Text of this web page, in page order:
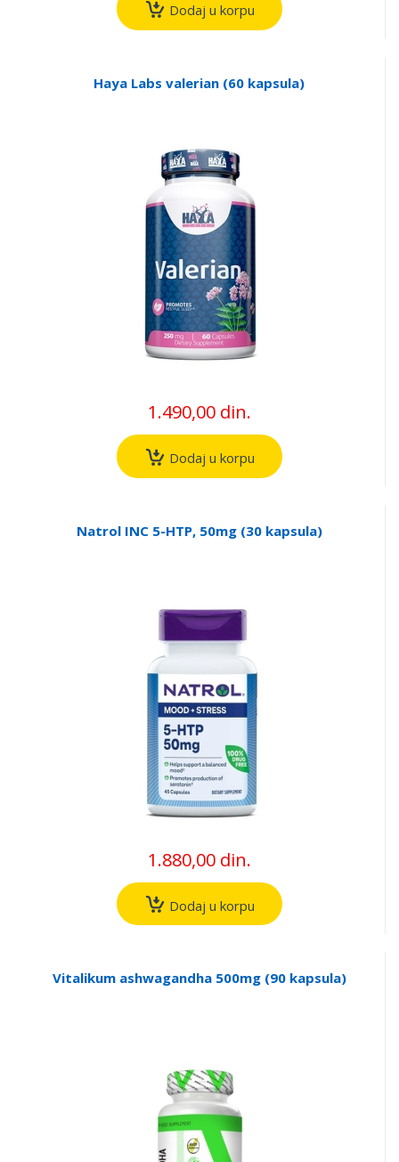
Dodaj u korpu
Haya Labs valerian (60 kapsula)
1.490,00 din.
Dodaj u korpu
Natrol INC 5-HTP, 50mg (30 kapsula)
1.880,00 din.
Dodaj u korpu
Vitalikum ashwagandha 500mg (90 kapsula)